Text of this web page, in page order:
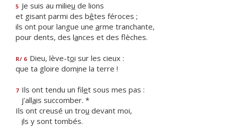
5 Je suis au milieu de lions
et gisant parmi des bêtes féroces ;
ils ont pour langue une arme tranchante,
pour dents, des lances et des flèches.
R/ 6 Dieu, lève-toi sur les cieux :
que ta gloire domine la terre !
7 Ils ont tendu un filet sous mes pas :
j’allais succomber. *
Ils ont creusé un trou devant moi,
ils y sont tombés.